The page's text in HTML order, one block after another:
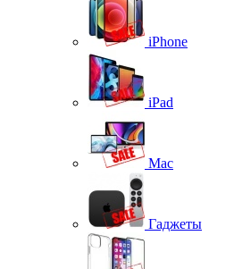
iPhone
iPad
Mac
Гаджеты